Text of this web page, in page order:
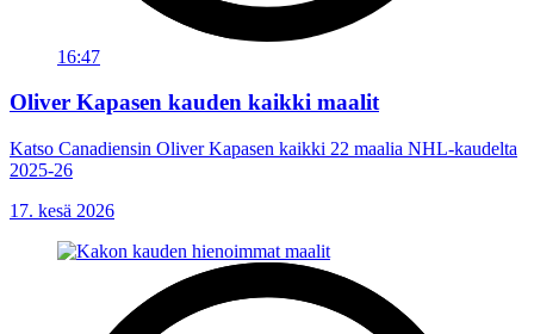
16:47
Oliver Kapasen kauden kaikki maalit
Katso Canadiensin Oliver Kapasen kaikki 22 maalia NHL-kaudelta
2025-26
17. kesä 2026